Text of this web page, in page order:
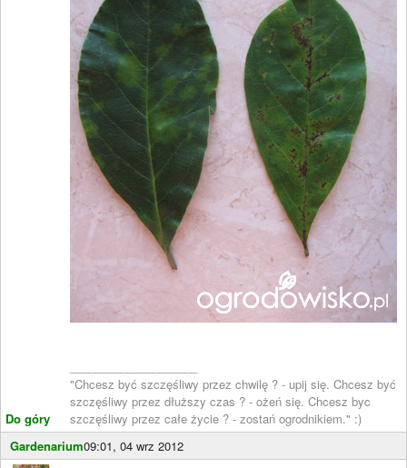
Do góry
"Chcesz być szczęśliwy przez chwilę ? - upij się. Chcesz być
szczęśliwy przez dłuższy czas ? - ożeń się. Chcesz byc
szczęśliwy przez całe życie ? - zostań ogrodnikiem." :)
Gardenarium09:01, 04 wrz 2012